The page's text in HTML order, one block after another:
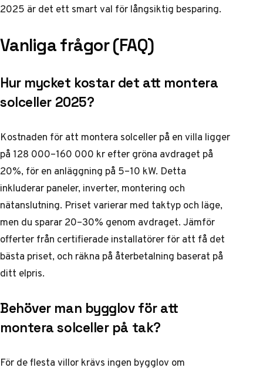
2025 är det ett smart val för långsiktig besparing.
Vanliga frågor (FAQ)
Hur mycket kostar det att montera
solceller 2025?
Kostnaden för att montera solceller på en villa ligger
på 128 000–160 000 kr efter gröna avdraget på
20%, för en anläggning på 5–10 kW. Detta
inkluderar paneler, inverter, montering och
nätanslutning. Priset varierar med taktyp och läge,
men du sparar 20–30% genom avdraget. Jämför
offerter från certifierade installatörer för att få det
bästa priset, och räkna på återbetalning baserat på
ditt elpris.
Behöver man bygglov för att
montera solceller på tak?
För de flesta villor krävs ingen bygglov om